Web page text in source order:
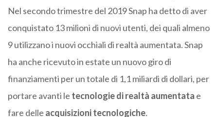
Nel secondo trimestre del 2019 Snap ha detto di aver
conquistato 13 milioni di nuovi utenti, dei quali almeno
9 utilizzano i nuovi occhiali di realtà aumentata. Snap
ha anche ricevuto in estate un nuovo giro di
finanziamenti per un totale di 1,1 miliardi di dollari, per
portare avanti le tecnologie di realtà aumentata e
fare delle acquisizioni tecnologiche.